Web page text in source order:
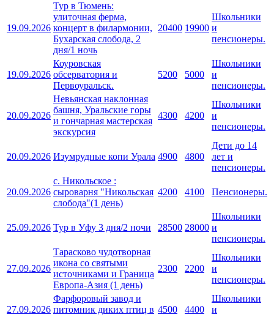
19.09.2026
Тур в Тюмень:
улиточная ферма,
концерт в филармонии,
Бухарская слобода, 2
дня/1 ночь
20400 19900
Школьники
и
пенсионеры.
19.09.2026
Коуровская
обсерватория и
Первоуральск.
5200 5000
Школьники
и
пенсионеры.
20.09.2026
Невьянская наклонная
башня, Уральские горы
и гончарная мастерская
экскурсия
4300 4200
Школьники
и
пенсионеры.
20.09.2026 Изумрудные копи Урала 4900 4800
Дети до 14
лет и
пенсионеры.
20.09.2026
с. Никольское :
сыроварня "Никольская
слобода"(1 день)
4200 4100 Пенсионеры.
25.09.2026 Тур в Уфу 3 дня/2 ночи 28500 28000
Школьники
и
пенсионеры.
27.09.2026
Тарасково чудотворная
икона со святыми
источниками и Граница
Европа-Азия (1 день)
2300 2200
Школьники
и
пенсионеры.
27.09.2026
Фарфоровый завод и
питомник диких птиц в 4500 4400
Школьники
и